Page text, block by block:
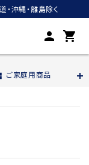
沖縄・離島除く
person shopping_cart
ご家庭用商品